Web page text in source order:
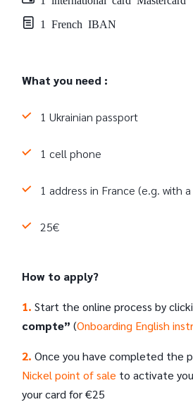
1 French IBAN
What you need :
1 Ukrainian passport
1 cell phone
1 address in France (e.g. with
25€
How to apply?
1. Start the online process by
compte” (Onboarding English
2. Once you have completed the
Nickel point of sale to activate
your card for €25